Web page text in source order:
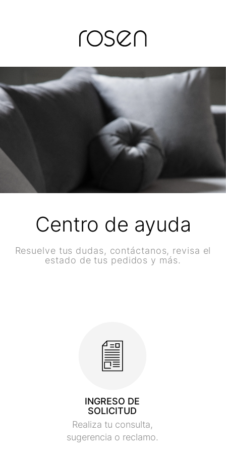
Centro de ayuda
Resuelve tus dudas, contáctanos, revisa el
estado de tus pedidos y más.
INGRESO DE
SOLICITUD
Realiza tu consulta,
sugerencia o reclamo.